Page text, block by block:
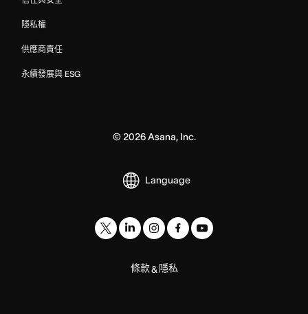
隱私權
供應商責任
永續發展與 ESG
© 2026Asana, Inc.
Language
條款& 隱私